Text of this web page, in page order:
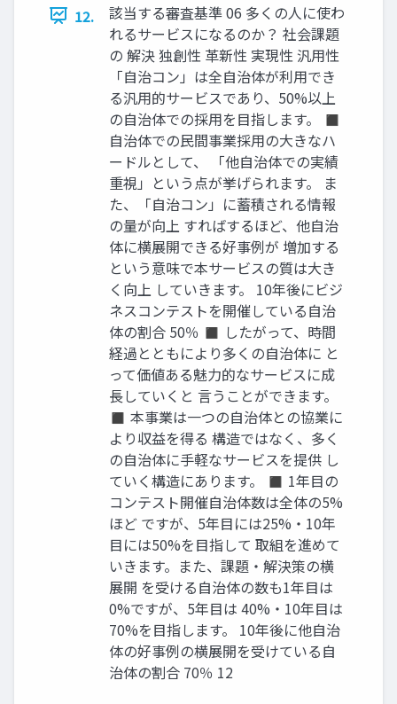
12.
該当する審査基準 06 多くの人に使わ
れるサービスになるのか？ 社会課題
の 解決 独創性 革新性 実現性 汎用性
「自治コン」は全自治体が利用でき
る汎用的サービスであり、50%以上
の自治体での採用を目指します。 ◼
自治体での民間事業採用の大きなハ
ードルとして、 「他自治体での実績
重視」という点が挙げられます。 ま
た、「自治コン」に蓄積される情報
の量が向上 すればするほど、他自治
体に横展開できる好事例が 増加する
という意味で本サービスの質は大き
く向上 していきます。 10年後にビジ
ネスコンテストを開催している自治
体の割合 50％ ◼ したがって、時間
経過とともにより多くの自治体に と
って価値ある魅力的なサービスに成
長していくと 言うことができます。
◼ 本事業は一つの自治体との協業に
より収益を得る 構造ではなく、多く
の自治体に手軽なサービスを提供 し
ていく構造にあります。 ◼ 1年目の
コンテスト開催自治体数は全体の5%
ほど ですが、5年目には25%・10年
目には50%を目指して 取組を進めて
いきます。また、課題・解決策の横
展開 を受ける自治体の数も1年目は
0%ですが、5年目は 40%・10年目は
70%を目指します。 10年後に他自治
体の好事例の横展開を受けている自
治体の割合 70％ 12